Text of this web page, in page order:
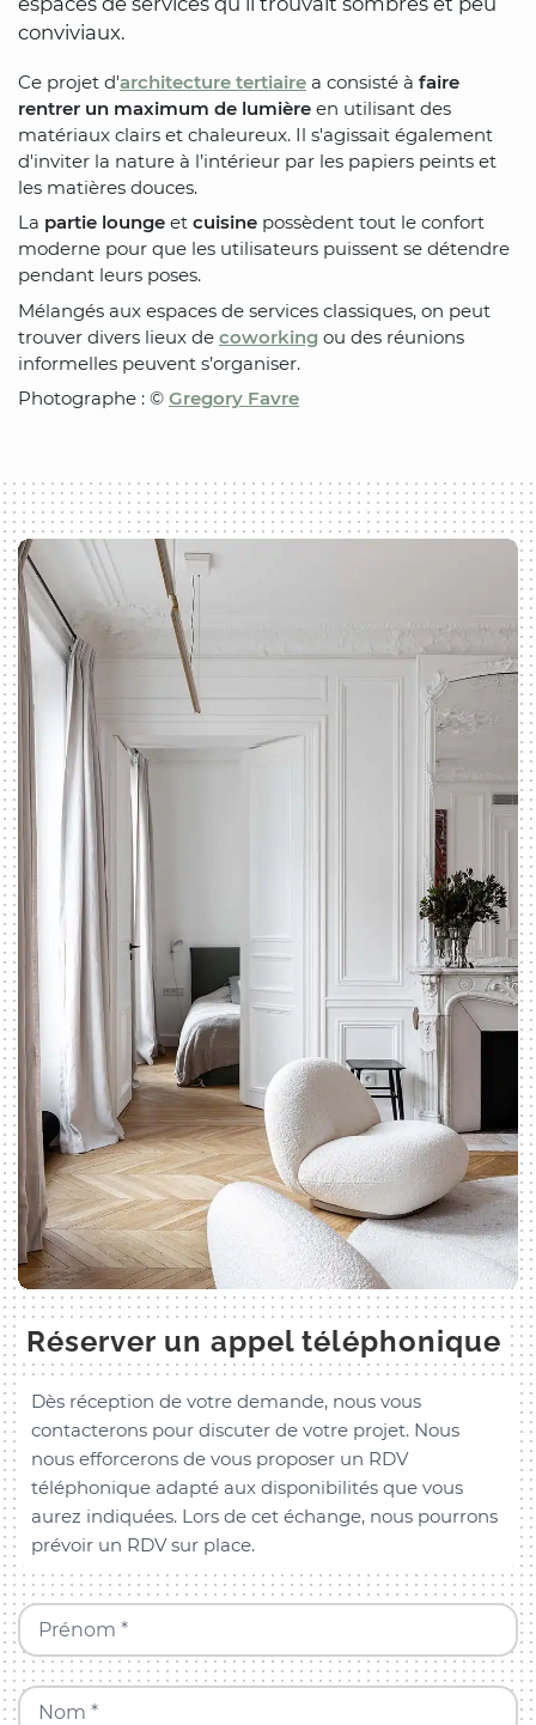
conviviaux.
Ce projet d'architecture tertiaire a consisté à faire
rentrer un maximum de lumière en utilisant des
matériaux clairs et chaleureux. Il s'agissait également
d'inviter la nature à l’intérieur par les papiers peints et
les matières douces.
La partie lounge et cuisine possèdent tout le confort
moderne pour que les utilisateurs puissent se détendre
pendant leurs poses.
Mélangés aux espaces de services classiques, on peut
trouver divers lieux de coworking ou des réunions
informelles peuvent s’organiser.
Photographe : © Gregory Favre
Réserver un appel téléphonique
Dès réception de votre demande, nous vous
contacterons pour discuter de votre projet. Nous
nous efforcerons de vous proposer un RDV
téléphonique adapté aux disponibilités que vous
aurez indiquées. Lors de cet échange, nous pourrons
prévoir un RDV sur place.
Prénom *
Nom *